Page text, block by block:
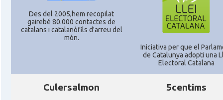
Casal Casal Català de Minnesota
Casal Català del Nord de Califòrnia
Casal dels Països Catalans a Califòrnia
Des del 2005,hem recopilat
gairebé 80.000 contactes de
catalans i catalanòfils d'arreu del
món.
Iniciativa per que el
de Catalunya adopti una
Electoral Catalana
Culersalmon 5centims